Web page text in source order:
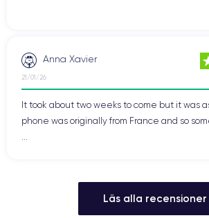
Anna Xavier
21/01/26
It took about two weeks to come but it was
phone was originally from France and so
Läs alla recensioner